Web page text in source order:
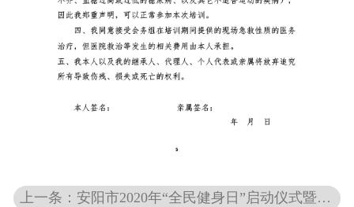
上一条：安阳市2020年“全民健身日”启动仪式暨老年太极展示活动